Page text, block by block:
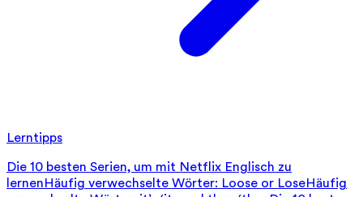
Lerntipps
Die 10 besten Serien, um mit Netflix Englisch zu
lernenHäufig verwechselte Wörter: Loose or LoseHäufig